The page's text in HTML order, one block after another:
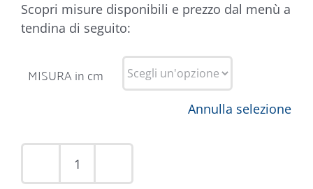
Scopri misure disponibili e prezzo dal menù a
tendina di seguito:
MISURA in cm
Annulla selezione
Tappeto